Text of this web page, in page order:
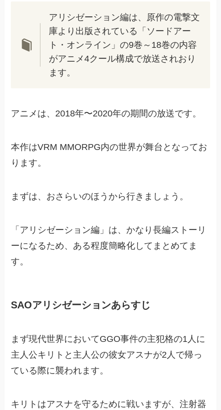
アリシゼーション編は、原作の電撃文
庫より出版されている「ソードアー
ト・オンライン」の9巻～18巻の内容
がアニメ4クール構成で放送されおり
ます。
アニメは、2018年〜2020年の期間の放送です。
本作はVRM MMORPG内の世界が舞台となってお
ります。
まずは、おさらいのほうから行きましょう。
「アリシゼーション編」は、かなり長編ストーリ
ーになるため、ある程度簡略化してまとめてま
す。
SAOアリシゼーションあらすじ
まず現代世界においてGGO事件の主犯格の1人に
主人公キリトと主人公の彼女アスナが2人で帰っ
ている際に襲われます。
キリトはアスナを守るために戦いますが、注射器